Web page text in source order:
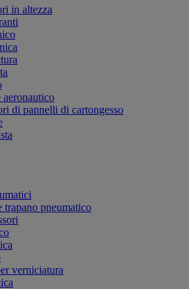
in altezza
di pannelli di cartongesso
trapano pneumatico
verniciatura